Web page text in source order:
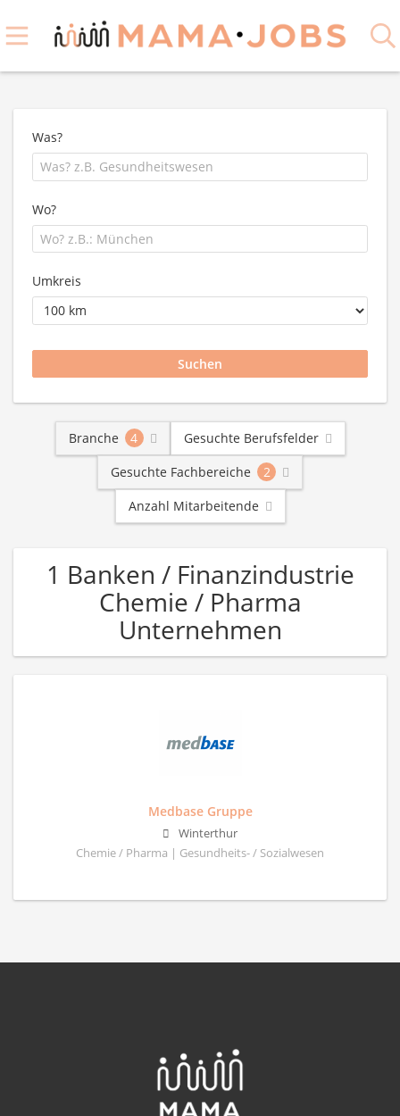
Was?
Wo?
Umkreis
Branche 4
Gesuchte Berufsfelder
Gesuchte Fachbereiche
2
Anzahl Mitarbeitende
1 Banken / Finanzindustrie
Chemie / Pharma
Unternehmen
Medbase Gruppe
Winterthur
Chemie / Pharma | Gesundheits- / Sozialwesen